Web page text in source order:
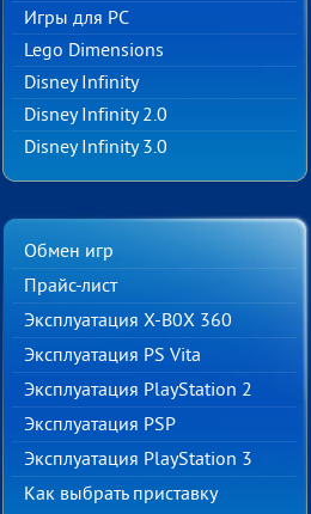
Игры для PC
Lego Dimensions
Disney Infinity
Disney Infinity 2.0
Disney Infinity 3.0
Обмен игр
Прайс-лист
Эксплуатация X-B0X 360
Эксплуатация PS Vita
Эксплуатация PlayStation 2
Эксплуатация PSP
Эксплуатация PlayStation 3
Как выбрать приставку